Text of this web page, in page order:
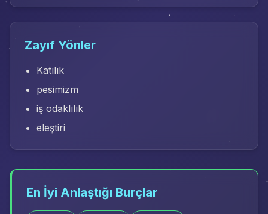
Zayıf Yönler
Katılık
pesimizm
iş odaklılık
eleştiri
En İyi Anlaştığı Burçlar